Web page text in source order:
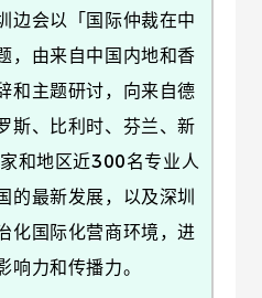
边会以「国际仲裁在中
，由来自中国内地和香
和主题研讨，向来自德
斯、比利时、芬兰、新
和地区近300名专业人
的最新发展，以及深圳
化国际化营商环境，进
响力和传播力。